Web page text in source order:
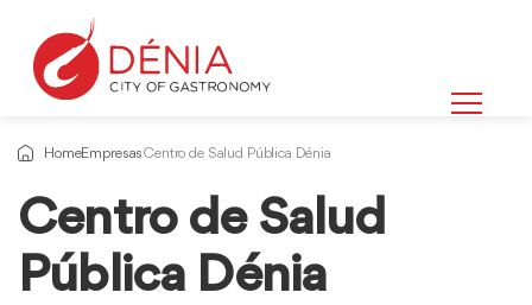
HomeEmpresasCentro de Salud Pública Dénia
Centro de Salud
Pública Dénia